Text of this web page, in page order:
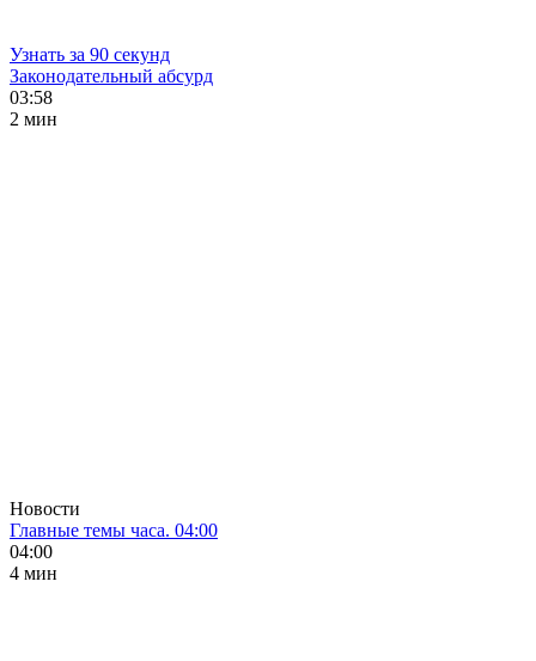
Узнать за 90 секунд
Законодательный абсурд
03:58
2 мин
Новости
Главные темы часа. 04:00
04:00
4 мин